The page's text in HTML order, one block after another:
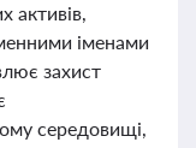
активів,
іменами
захист
середовищі,